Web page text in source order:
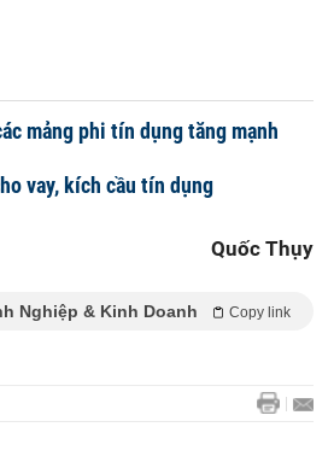
mảng phi tín dụng tăng mạnh
vay, kích cầu tín dụng
Quốc Thụy
Nghiệp & Kinh Doanh Copy link